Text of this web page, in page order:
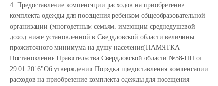
4. Предоставление компенсации расходов на приобретение
комплекта одежды для посещения ребенком общеобразовательной
организации (многодетным семьям, имеющим среднедушевой
доход ниже установленной в Свердловской области величины
прожиточного минимума на душу населения)ПАМЯТКА
Постановление Правительства Свердловской области №58-ПП от
29.01.2016"Об утверждении Порядка предоставления компенсации
расходов на приобретение комплекта одежды для посещения